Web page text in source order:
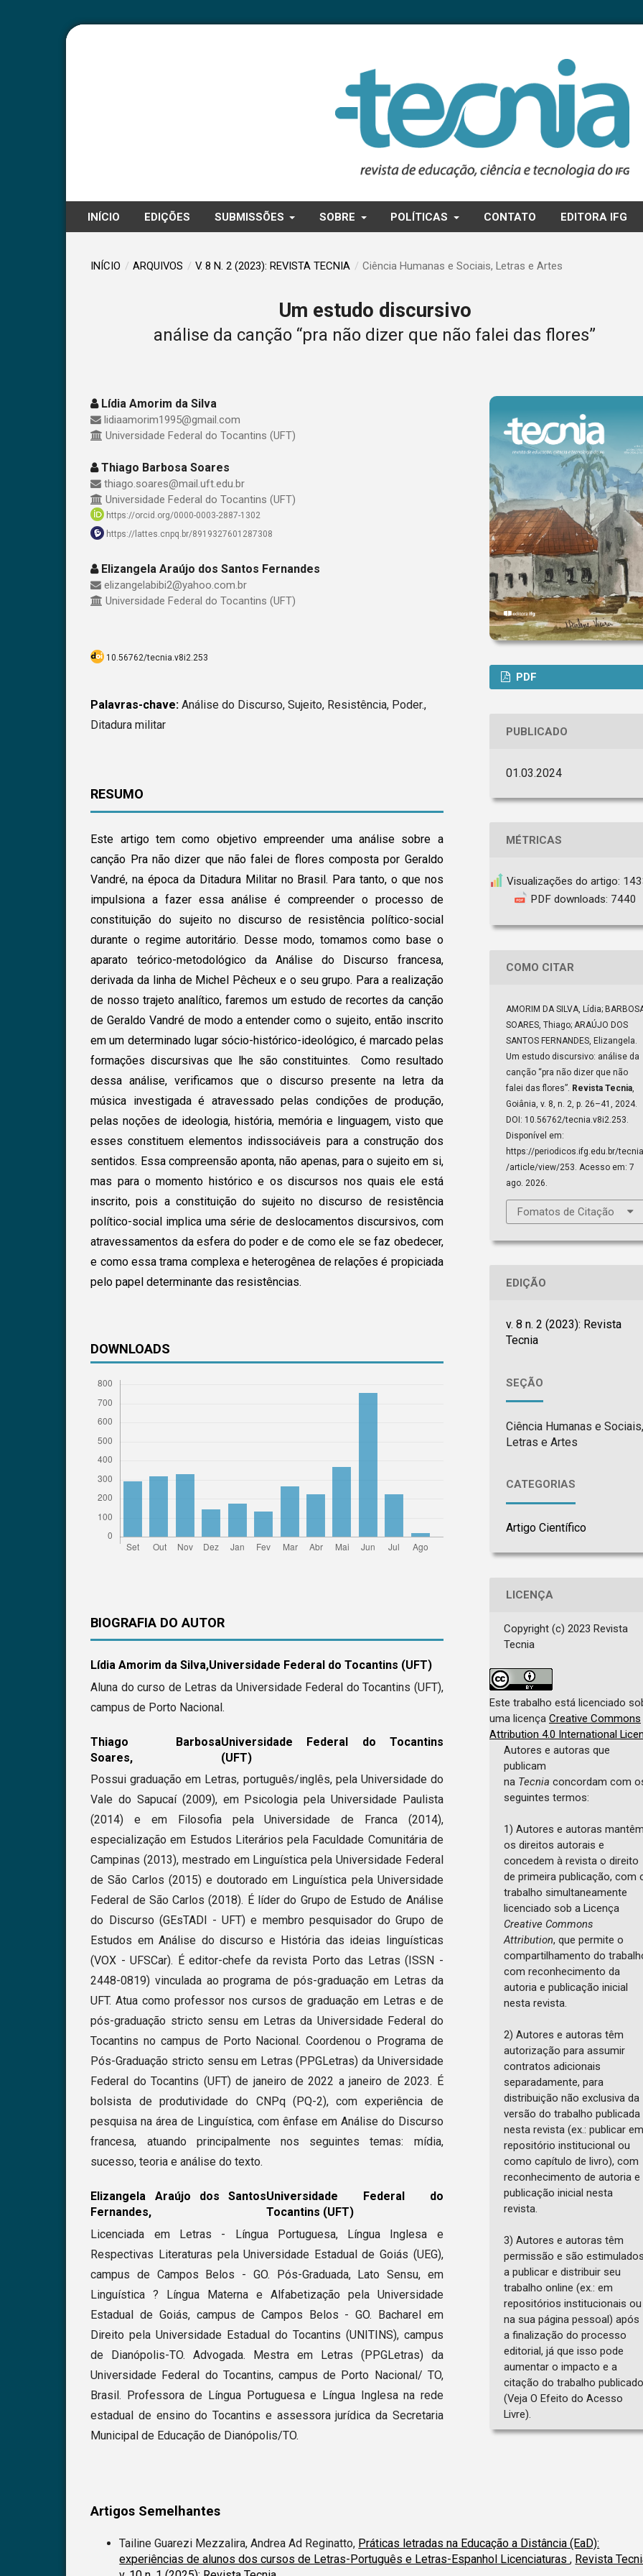
INÍCIO EDIÇÕES SUBMISSÕES SOBRE POLÍTICAS CONTATO EDITORA IFG
INÍCIO / ARQUIVOS / V. 8 N. 2 (2023): REVISTA TECNIA / Ciência Humanas e Sociais, Letras e Artes
Um estudo discursivo
análise da canção “pra não dizer que não falei das flores”
Lídia Amorim da Silva
lidiaamorim1995@gmail.com
Universidade Federal do Tocantins (UFT)
Thiago Barbosa Soares
thiago.soares@mail.uft.edu.br
Universidade Federal do Tocantins (UFT)
https://orcid.org/0000-0003-2887-1302
https://lattes.cnpq.br/8919327601287308
Elizangela Araújo dos Santos Fernandes
elizangelabibi2@yahoo.com.br
Universidade Federal do Tocantins (UFT)
10.56762/tecnia.v8i2.253
Palavras-chave:Análise do Discurso, Sujeito, Resistência, Poder.,
Ditadura militar
RESUMO
Este artigo tem como objetivo empreender uma análise sobre a
canção Pra não dizer que não falei de flores composta por Geraldo
Vandré, na época da Ditadura Militar no Brasil. Para tanto, o que nos
impulsiona a fazer essa análise é compreender o processo de
constituição do sujeito no discurso de resistência político-social
durante o regime autoritário. Desse modo, tomamos como base o
aparato teórico-metodológico da Análise do Discurso francesa,
derivada da linha de Michel Pêcheux e o seu grupo. Para a realização
de nosso trajeto analítico, faremos um estudo de recortes da canção
de Geraldo Vandré de modo a entender como o sujeito, então inscrito
em um determinado lugar sócio-histórico-ideológico, é marcado pelas
formações discursivas que lhe são constituintes. Como resultado
dessa análise, verificamos que o discurso presente na letra da
música investigada é atravessado pelas condições de produção,
pelas noções de ideologia, história, memória e linguagem, visto que
esses constituem elementos indissociáveis para a construção dos
sentidos. Essa compreensão aponta, não apenas, para o sujeito em si,
mas para o momento histórico e os discursos nos quais ele está
inscrito, pois a constituição do sujeito no discurso de resistência
político-social implica uma série de deslocamentos discursivos, com
atravessamentos da esfera do poder e de como ele se faz obedecer,
e como essa trama complexa e heterogênea de relações é propiciada
pelo papel determinante das resistências.
DOWNLOADS
BIOGRAFIA DO AUTOR
Lídia Amorim da Silva,Universidade Federal do Tocantins (UFT)
Aluna do curso de Letras da Universidade Federal do Tocantins (UFT),
campus de Porto Nacional.
Thiago Barbosa
Soares,
Universidade Federal do Tocantins
(UFT)
Possui graduação em Letras, português/inglês, pela Universidade do
Vale do Sapucaí (2009), em Psicologia pela Universidade Paulista
(2014) e em Filosofia pela Universidade de Franca (2014),
especialização em Estudos Literários pela Faculdade Comunitária de
Campinas (2013), mestrado em Linguística pela Universidade Federal
de São Carlos (2015) e doutorado em Linguística pela Universidade
Federal de São Carlos (2018). É líder do Grupo de Estudo de Análise
do Discurso (GEsTADI - UFT) e membro pesquisador do Grupo de
Estudos em Análise do discurso e História das ideias linguísticas
(VOX - UFSCar). É editor-chefe da revista Porto das Letras (ISSN -
2448-0819) vinculada ao programa de pós-graduação em Letras da
UFT. Atua como professor nos cursos de graduação em Letras e de
pós-graduação stricto sensu em Letras da Universidade Federal do
Tocantins no campus de Porto Nacional. Coordenou o Programa de
Pós-Graduação stricto sensu em Letras (PPGLetras) da Universidade
Federal do Tocantins (UFT) de janeiro de 2022 a janeiro de 2023. É
bolsista de produtividade do CNPq (PQ-2), com experiência de
pesquisa na área de Linguística, com ênfase em Análise do Discurso
francesa, atuando principalmente nos seguintes temas: mídia,
sucesso, teoria e análise do texto.
Elizangela Araújo dos Santos
Fernandes,
Universidade Federal do
Tocantins (UFT)
Licenciada em Letras - Língua Portuguesa, Língua Inglesa e
Respectivas Literaturas pela Universidade Estadual de Goiás (UEG),
campus de Campos Belos - GO. Pós-Graduada, Lato Sensu, em
Linguística ? Língua Materna e Alfabetização pela Universidade
Estadual de Goiás, campus de Campos Belos - GO. Bacharel em
Direito pela Universidade Estadual do Tocantins (UNITINS), campus
de Dianópolis-TO. Advogada. Mestra em Letras (PPGLetras) da
Universidade Federal do Tocantins, campus de Porto Nacional/ TO,
Brasil. Professora de Língua Portuguesa e Língua Inglesa na rede
estadual de ensino do Tocantins e assessora jurídica da Secretaria
Municipal de Educação de Dianópolis/TO.
PDF
PUBLICADO
01.03.2024
MÉTRICAS
Visualizações do artigo:
PDF downloads: 7440
COMO CITAR
AMORIM DA SILVA, Lídia;
SOARES, Thiago; ARAÚJO DOS
SANTOS FERNANDES, Elizangela.
Um estudo discursivo: análise da
canção “pra não dizer que não
falei das flores”. Revista Tecnia,
Goiânia, v. 8, n. 2, p. 26–41, 2024.
DOI: 10.56762/tecnia.v8i2.253.
Disponível em:
https://periodicos.ifg.edu.br/tecnia
/article/view/253. Acesso em: 7
ago. 2026.
Fomatos de Citação
EDIÇÃO
v. 8 n. 2 (2023): Revista
Tecnia
SEÇÃO
Ciência Humanas e Sociais,
Letras e Artes
CATEGORIAS
Artigo Científico
LICENÇA
Copyright (c) 2023 Revista
Tecnia
Este trabalho está licenciado
uma licença Creative Commons
Attribution 4.0 International
Autores e autoras que
publicam
na Tecnia concordam com
seguintes termos:
1) Autores e autoras mantêm
os direitos autorais e
concedem à revista o direito
de primeira publicação, com
trabalho simultaneamente
licenciado sob a Licença
Creative Commons
Attribution, que permite o
compartilhamento do
com reconhecimento da
autoria e publicação inicial
nesta revista.
2) Autores e autoras têm
autorização para assumir
contratos adicionais
separadamente, para
distribuição não exclusiva da
versão do trabalho publicada
nesta revista (ex.: publicar em
repositório institucional ou
como capítulo de livro), com
reconhecimento de autoria e
publicação inicial nesta
revista.
3) Autores e autoras têm
permissão e são estimulados
a publicar e distribuir seu
trabalho online (ex.: em
repositórios institucionais ou
na sua página pessoal) após
a finalização do processo
editorial, já que isso pode
aumentar o impacto e a
citação do trabalho publicado
(Veja O Efeito do Acesso
Livre).
Artigos Semelhantes
Tailine Guarezi Mezzalira, Andrea Ad Reginatto, Práticas letradas na Educação a Distância (EaD):
experiências de alunos dos cursos de Letras-Português e Letras-Espanhol Licenciaturas, Revista